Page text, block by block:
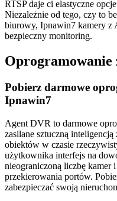
RTSP daje ci elastyczne
Niezależnie od tego, czy to
biurowy, Ipnawin7 kamery z
bezpieczny monitoring.
Oprogramowanie
Pobierz darmowe
Ipnawin7
Agent DVR to darmowe
zasilane sztuczną
obiektów w czasie
użytkownika interfejs na
nieograniczoną liczbę kamer
przekierowania portów.
zabezpieczać swoją